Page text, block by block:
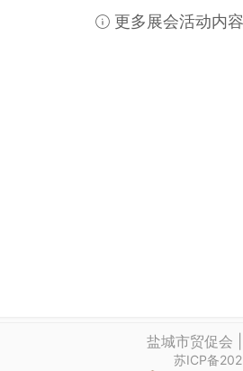
更多展会活动内
盐城市贸促会
苏ICP备